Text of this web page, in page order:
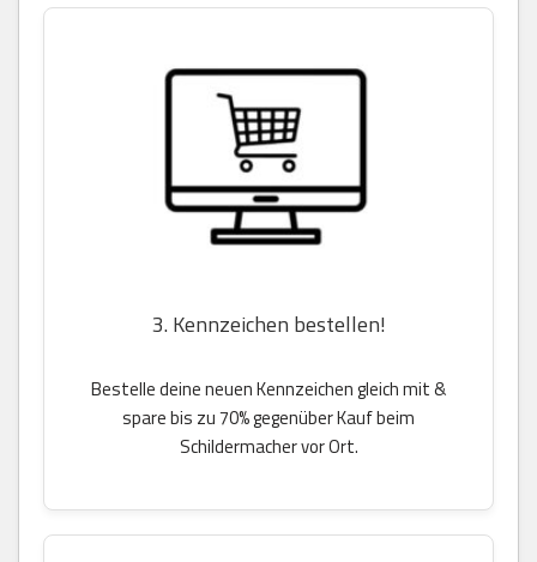
3. Kennzeichen bestellen!
Bestelle deine neuen Kennzeichen gleich mit &
spare bis zu 70% gegenüber Kauf beim
Schildermacher vor Ort.